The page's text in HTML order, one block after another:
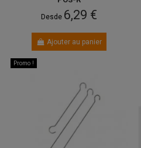
Desde 6,29 €
Ajouter au panier
Promo !